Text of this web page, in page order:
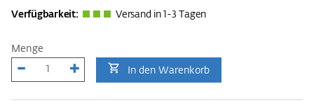
Verfügbarkeit: Versand in 1-3 Tagen
Menge
In den Warenkorb